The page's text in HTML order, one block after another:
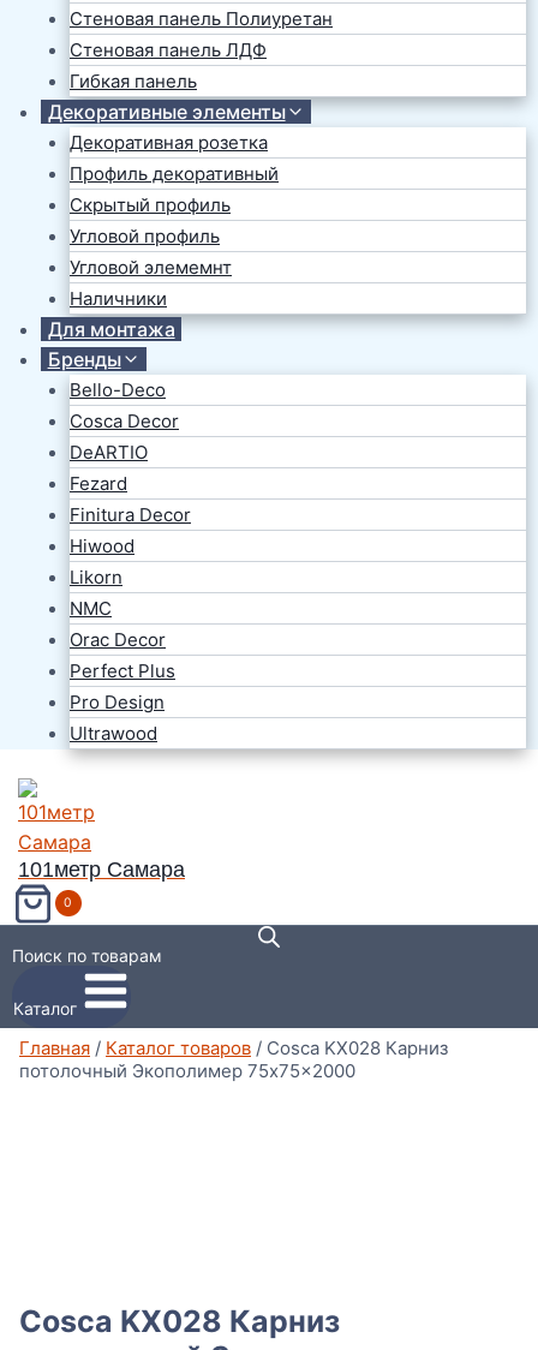
Стеновая панель Полиуретан
Стеновая панель ЛДФ
Гибкая панель
Декоративные элементы
Декоративная розетка
Профиль декоративный
Скрытый профиль
Угловой профиль
Угловой элемемнт
Наличники
Для монтажа
Бренды
Bello-Deco
Cosca Decor
DeARTIO
Fezard
Finitura Decor
Hiwood
Likorn
NMC
Orac Decor
Perfect Plus
Pro Design
Ultrawood
101метр Самара
0
Поиск по товарам
Каталог
Главная / Каталог товаров / Cosca KX028 Карниз
потолочный Экополимер 75x75x2000
Cosca KX028 Карниз